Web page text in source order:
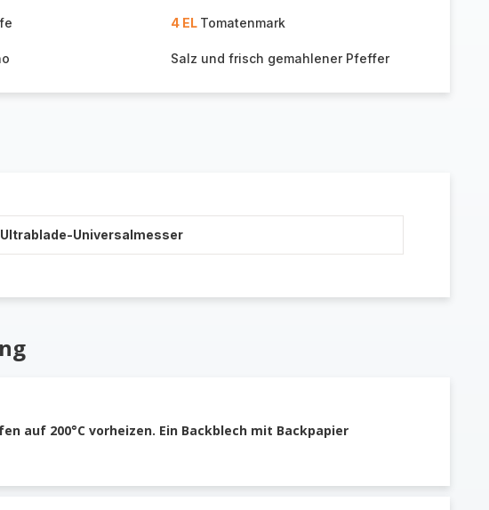
4 EL Tomatenmark
Salz und frisch gemahlener Pfeffer
Ultrablade-Universalmesser
auf 200°C vorheizen. Ein Backblech mit Backpapier